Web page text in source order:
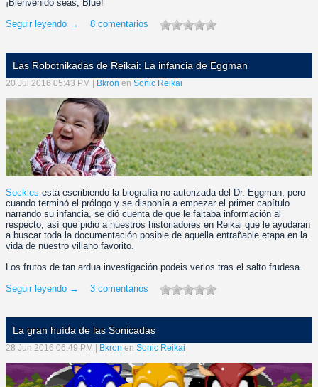
¡Bienvenido seas, Blue!
Seguir leyendo →
8 comentarios
Las Robotnikadas de Reikai: La infancia de Eggman
20 Jul 2016 05:43 PM | Bkron en Sonic Reikai
Sockles está escribiendo la biografía no autorizada del Dr. Eggman, pero
cuando terminó el prólogo y se disponía a empezar el primer capítulo
narrando su infancia, se dió cuenta de que le faltaba información al
respecto, así que pidió a nuestros historiadores en Reikai que le ayudaran
a buscar toda la documentación posible de aquella entrañable etapa en la
vida de nuestro villano favorito.
Los frutos de tan ardua investigación podeis verlos tras el salto frudesa.
Seguir leyendo →
3 comentarios
La gran huída de las Sonicadas
28 Jun 2016 06:49 PM | Bkron en Sonic Reikai